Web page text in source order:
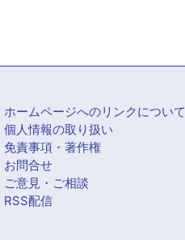
ホームページへのリンクについて
個人情報の取り扱い
免責事項・著作権
お問合せ
ご意見・ご相談
RSS配信